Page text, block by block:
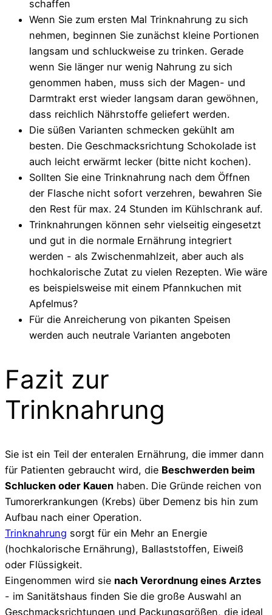
schaffen
Wenn Sie zum ersten Mal Trinknahrung zu sich
nehmen, beginnen Sie zunächst kleine Portionen
langsam und schluckweise zu trinken. Gerade
wenn Sie länger nur wenig Nahrung zu sich
genommen haben, muss sich der Magen- und
Darmtrakt erst wieder langsam daran gewöhnen,
dass reichlich Nährstoffe geliefert werden.
Die süßen Varianten schmecken gekühlt am
besten. Die Geschmacksrichtung Schokolade ist
auch leicht erwärmt lecker (bitte nicht kochen).
Sollten Sie eine Trinknahrung nach dem Öffnen
der Flasche nicht sofort verzehren, bewahren Sie
den Rest für max. 24 Stunden im Kühlschrank auf.
Trinknahrungen können sehr vielseitig eingesetzt
und gut in die normale Ernährung integriert
werden - als Zwischenmahlzeit, aber auch als
hochkalorische Zutat zu vielen Rezepten. Wie wäre
es beispielsweise mit einem Pfannkuchen mit
Apfelmus?
Für die Anreicherung von pikanten Speisen
werden auch neutrale Varianten angeboten
Fazit zur
Trinknahrung
Sie ist ein Teil der enteralen Ernährung, die immer dann
für Patienten gebraucht wird, die Beschwerden beim
Schlucken oder Kauen haben. Die Gründe reichen von
Tumorerkrankungen (Krebs) über Demenz bis hin zum
Aufbau nach einer Operation.
Trinknahrung sorgt für ein Mehr an Energie
(hochkalorische Ernährung), Ballaststoffen, Eiweiß
oder Flüssigkeit.
Eingenommen wird sie nach Verordnung eines Arztes
- im Sanitätshaus finden Sie die große Auswahl an
Geschmacksrichtungen und Packungsgrößen, die ideal